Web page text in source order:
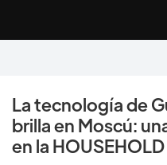
La tecnología de
brilla en Moscú:
en la